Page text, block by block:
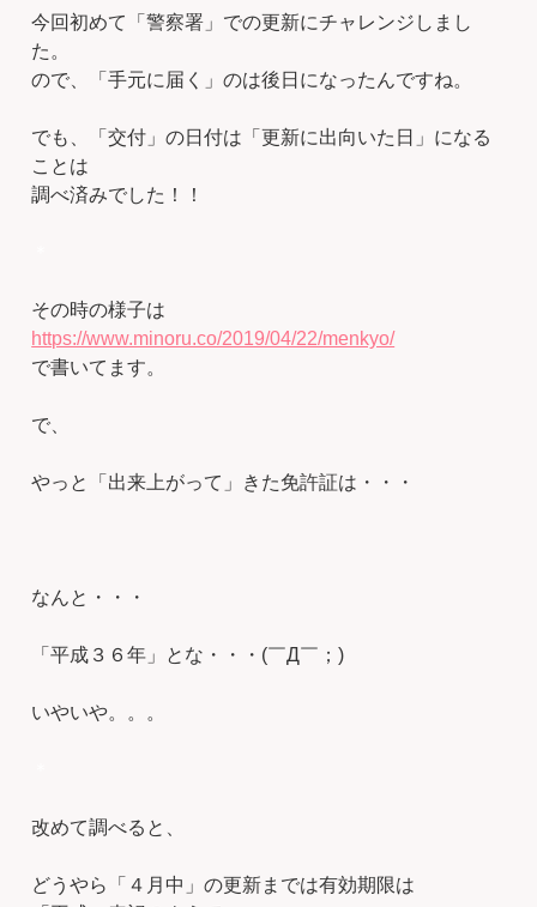
今回初めて「警察署」での更新にチャレンジしまし
た。
ので、「手元に届く」のは後日になったんですね。
でも、「交付」の日付は「更新に出向いた日」になる
ことは
調べ済みでした！！
その時の様子は
https://www.minoru.co/2019/04/22/menkyo/
で書いてます。
で、
やっと「出来上がって」きた免許証は・・・
なんと・・・
「平成３６年」とな・・・(￣Д￣；)
いやいや。。。
改めて調べると、
どうやら「４月中」の更新までは有効期限は